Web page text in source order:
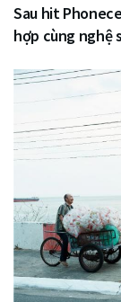
Sau hit
hợp cùng nghệ